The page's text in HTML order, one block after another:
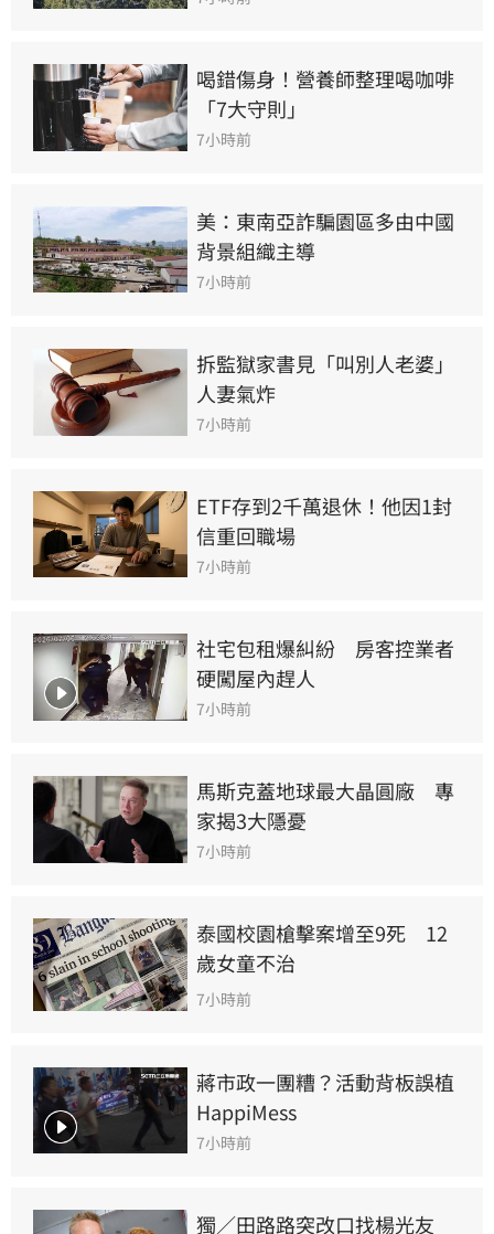
喝錯傷身！營養師整理喝咖啡
「7大守則」
7小時前
美：東南亞詐騙園區多由中國
背景組織主導
7小時前
拆監獄家書見「叫別人老婆」
人妻氣炸
7小時前
ETF存到2千萬退休！他因1封
信重回職場
7小時前
社宅包租爆糾紛　房客控業者
硬闖屋內趕人
7小時前
馬斯克蓋地球最大晶圓廠　專
家揭3大隱憂
7小時前
泰國校園槍擊案增至9死　12
歲女童不治
7小時前
蔣市政一團糟？活動背板誤植
HappiMess
7小時前
獨／田路路突改口找楊光友